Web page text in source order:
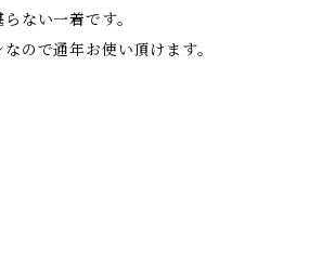
ない一着です。
ので通年お使い頂けます。